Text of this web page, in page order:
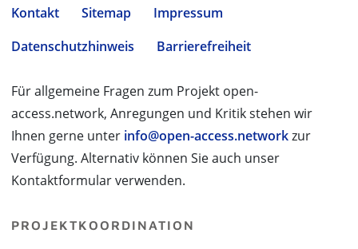
Kontakt Sitemap
Impressum
Datenschutzhinweis
Barrierefreiheit
Für allgemeine Fragen zum Projekt open-
access.network, Anregungen und Kritik stehen wir
Ihnen gerne unter info@open-access.networkzur
Verfügung. Alternativ können Sie auch unser
Kontaktformular verwenden.
PROJEKTKOORDINATION